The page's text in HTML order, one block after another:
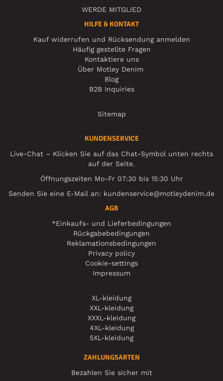
WERDE MITGLIED
HILFE & KONTAKT
Kauf widerrufen und Rücksendung anmelden
Häufig gestellte Fragen
Kontaktiere uns
Über Motley Denim
Blog
B2B Inquiries
Sitemap
KUNDENSERVICE
Live-Chat – Klicken Sie auf das Chat-Symbol unten rechts
auf der Seite.
Öffnungszeiten Mo-Fr 07:30 bis 15:30 Uhr
Senden Sie eine E-Mail an: kundenservice@motleydenim.de
AGB
*Einkaufs- und Lieferbedingungen
Rückgabebedingungen
Reklamationsbedingungen
Privacy policy
Cookie-settings
Impressum
XL-kleidung
XXL-kleidung
XXXL-kleidung
4XL-kleidung
5XL-kleidung
ZAHLUNGSARTEN
Bezahlen Sie sicher mit